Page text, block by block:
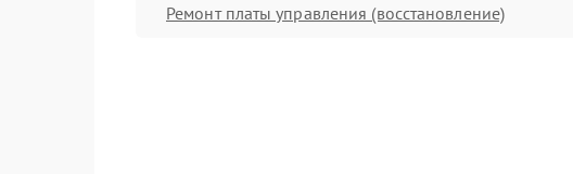
Ремонт платы управления (восстановление)